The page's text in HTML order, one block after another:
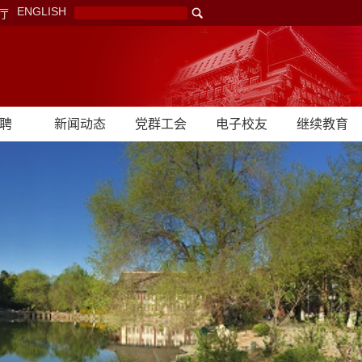
ENGLISH
新闻动态 党群工会 电子校友 继续教育